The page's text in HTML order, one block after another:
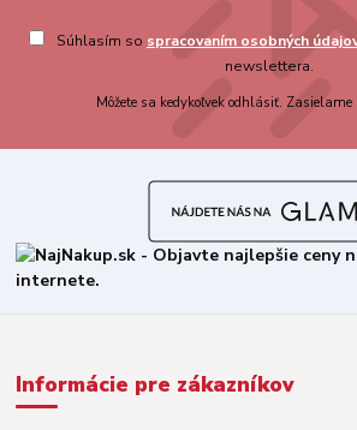
Súhlasím so spracovaním osobných
newslettera.
Môžete sa kedykoľvek odhlásiť.
Informácie pre zákazníkov